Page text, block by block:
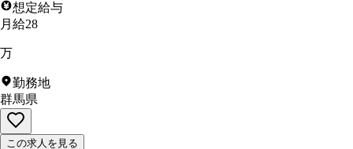
想定給与
月給28
万
勤務地
群馬県
この求人を見る